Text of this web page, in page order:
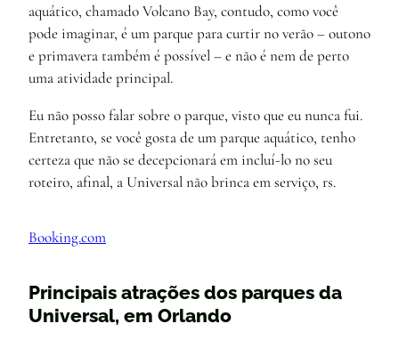
aquático, chamado Volcano Bay, contudo, como você
pode imaginar, é um parque para curtir no verão – outono
e primavera também é possível – e não é nem de perto
uma atividade principal.
Eu não posso falar sobre o parque, visto que eu nunca fui.
Entretanto, se você gosta de um parque aquático, tenho
certeza que não se decepcionará em incluí-lo no seu
roteiro, afinal, a Universal não brinca em serviço, rs.
Booking.com
Principais atrações dos parques da
Universal, em Orlando